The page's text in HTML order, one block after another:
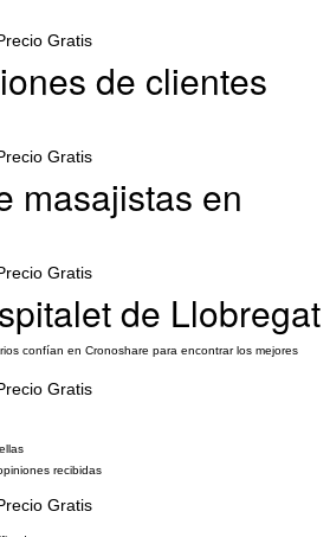
Gratis
Gratis
Gratis
Gratis
Gratis
de clientes
masajistas en
de Llobregat
confían en Cronoshare para encontrar los mejores
recibidas